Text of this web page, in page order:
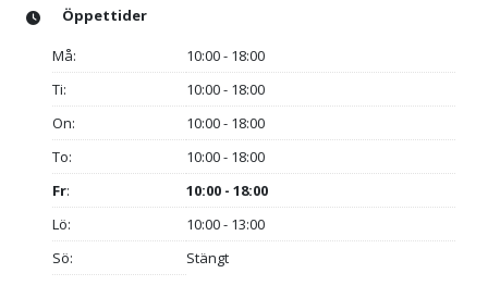
Öppettider
Må:
10:00 - 18:00
Ti:
10:00 - 18:00
On:
10:00 - 18:00
To:
10:00 - 18:00
Fr:
10:00 - 18:00
Lö:
10:00 - 13:00
Sö:
Stängt